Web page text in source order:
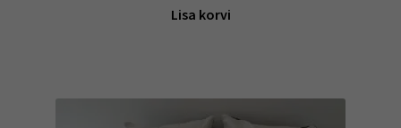
Lisa korvi